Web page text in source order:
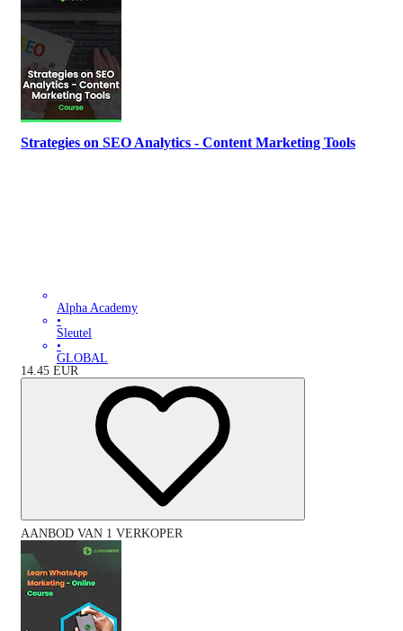
Strategies on SEO Analytics - Content Marketing Tools
Alpha Academy
•
Sleutel
•
GLOBAL
14.45 EUR
AANBOD VAN 1 VERKOPER